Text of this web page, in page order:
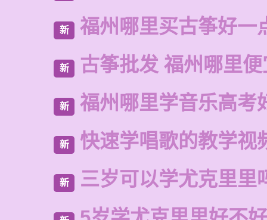
新 福州哪里买古筝好一
新 古筝批发 福州哪里
新 福州哪里学音乐高考
新 快速学唱歌的教学视
新 三岁可以学尤克里里